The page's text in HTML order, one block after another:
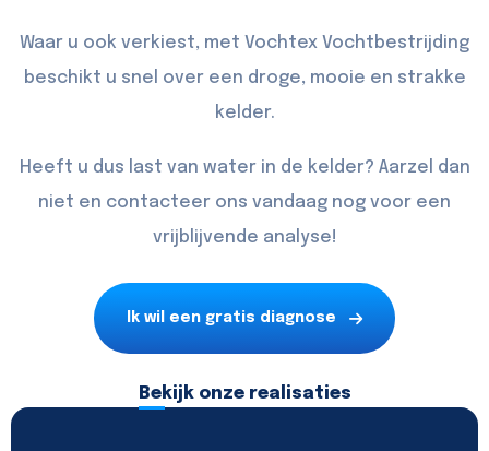
Waar u ook verkiest, met Vochtex Vochtbestrijding
beschikt u snel over een droge, mooie en strakke
kelder.
Heeft u dus last van water in de kelder? Aarzel dan
niet en contacteer ons vandaag nog voor een
vrijblijvende analyse!
Ik wil een gratis diagnose
Bekijk onze realisaties